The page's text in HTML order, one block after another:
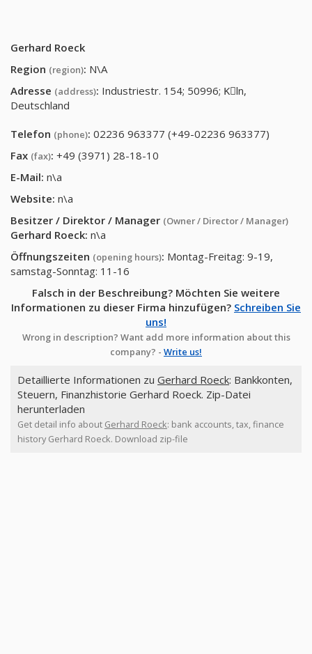
Gerhard Roeck
Region (region): N\A
Adresse (address): Industriestr. 154; 50996; Kِln,
Deutschland
Telefon (phone): 02236 963377 (+49-02236 963377)
Fax (fax): +49 (3971) 28-18-10
E-Mail: n\a
Website: n\a
Besitzer / Direktor / Manager (Owner / Director / Manager)
Gerhard Roeck: n\a
Öffnungszeiten (opening hours): Montag-Freitag: 9-19,
samstag-Sonntag: 11-16
Falsch in der Beschreibung? Möchten Sie weitere
Informationen zu dieser Firma hinzufügen? Schreiben Sie
uns!
Wrong in description? Want add more information about this
company? - Write us!
Detaillierte Informationen zu Gerhard Roeck: Bankkonten,
Steuern, Finanzhistorie Gerhard Roeck. Zip-Datei
herunterladen
Get detail info about Gerhard Roeck: bank accounts, tax, finance
history Gerhard Roeck. Download zip-file